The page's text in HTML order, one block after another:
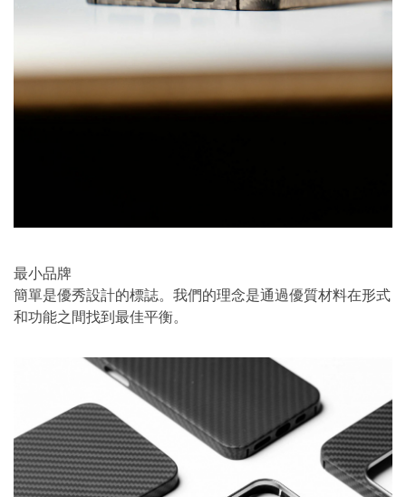
最小品牌
簡單是優秀設計的標誌。我們的理念是通過優質材料在形式
和功能之間找到最佳平衡。